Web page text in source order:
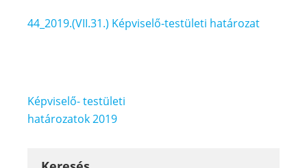
44_2019.(VII.31.) Képviselő-testületi határozat
Bejegyzés
navigáció
Képviselő- testületi
határozatok 2019